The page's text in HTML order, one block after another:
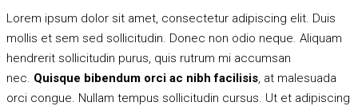
Lorem ipsum dolor sit amet, consectetur adipiscing elit. Duis
mollis et sem sed sollicitudin. Donec non odio neque. Aliquam
hendrerit sollicitudin purus, quis rutrum mi accumsan
nec. Quisque bibendum orci ac nibh facilisis, at malesuada
orci congue. Nullam tempus sollicitudin cursus. Ut et adipiscing